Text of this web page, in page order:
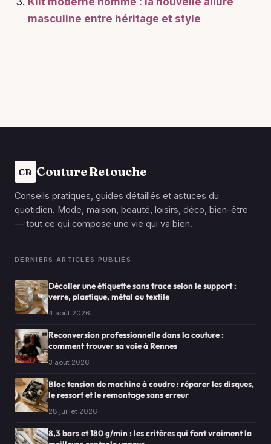
masculine entre héritage et style
CR Couture Retouche
Conseils pratiques, guides détaillés et astuces du
quotidien. Mode, maison, beauté, loisirs, déco, bien-être
— tout ce qui compose une vie qui va bien.
DERNIERS ARTICLES PUBLIÉS
Décoller une étiquette sans trace selon le support :
verre, plastique, métal ou textile
4 août 2026
Reconversion professionnelle dans la couture :
comment trouver sa voie à Rennes
3 août 2026
Bloc tension de machine à coudre : réparer les disques,
le ressort et le remontage sans erreur
28 juillet 2026
8,3 bars et 180 g/min : les critères qui font vraiment la